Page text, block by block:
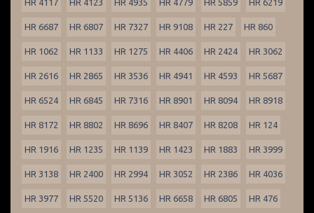
HR 4117 HR 4123 HR 4935 HR 4779 HR 5859 HR 6219
HR 6687 HR 6807 HR 7327 HR 9108 HR 227 HR 860
HR 1062 HR 1133 HR 1275 HR 4406 HR 2424 HR 3062
HR 2616 HR 2865 HR 3536 HR 4941 HR 4593 HR 5687
HR 6524 HR 6845 HR 7316 HR 8901 HR 8094 HR 8918
HR 8172 HR 8802 HR 8696 HR 8407 HR 8208 HR 124
HR 1916 HR 1235 HR 1139 HR 1423 HR 1883 HR 3999
HR 3138 HR 2400 HR 2994 HR 3052 HR 2386 HR 4036
HR 3977 HR 5520 HR 5136 HR 6658 HR 6805 HR 476